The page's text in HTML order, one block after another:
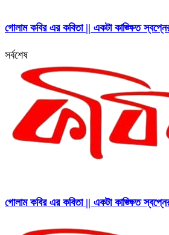
গোলাম কবির এর কবিতা || একটা কাঙ্ক্ষিত
সর্বশেষ
গোলাম কবির এর কবিতা || একটা কাঙ্ক্ষিত